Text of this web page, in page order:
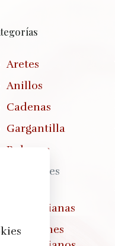
Aretes
Anillos
Cadenas
Gargantilla
Pulseras
Brazaletes
Colombianas
Pantalones